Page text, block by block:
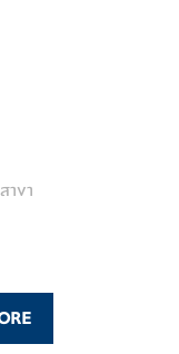
สาขา